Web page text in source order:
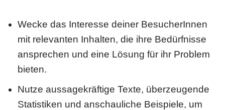
Wecke das Interesse deiner BesucherInnen
mit relevanten Inhalten, die ihre Bedürfnisse
ansprechen und eine Lösung für ihr Problem
bieten.
Nutze aussagekräftige Texte, überzeugende
Statistiken und anschauliche Beispiele, um